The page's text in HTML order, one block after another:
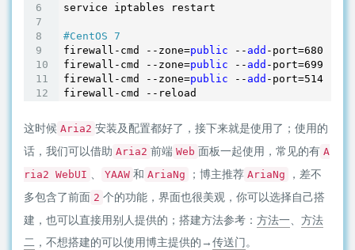
service iptables restart
#CentOS 7
firewall-cmd --zone=public -- add -port=6800
firewall-cmd --zone=public -- add -port=6998
firewall-cmd --zone=public -- add -port=51413
这时候 Aria2 安装及配置都好了，接下来就是使用了；使用的
话，我们可以借助 Aria2 前端 Web 面板一起使用，常见的有 A
ria2 WebUI
YAAW 和 AriaNg ；博主推荐 AriaNg
，差不
多包含了前面 2 个的功能，界面也很美观，你可以选择自己搭
建，也可以直接用别人提供的；搭建方法参考： 方法一
方法
二 ，不想搭建的可以使用博主提供的→传送门。